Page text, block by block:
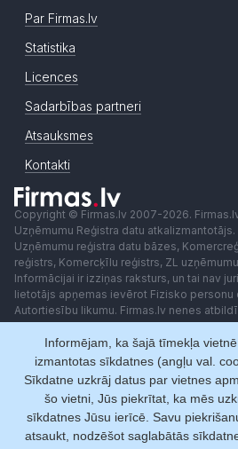
Par Firmas.lv
Statistika
Licences
Sadarbības partneri
Atsauksmes
Kontakti
Copyright © Firmas.lv 2007-2026.
Uzņēmumu Reģistra datu
Uzņēmumu reģistra datu bāzes,
reģistrs, Komercķīlu reģistrs, ZL
Informācijai ir izziņas raksturs, un tai nav
lietotājs apņemas ievērot Fizisko personu
Autortiesību likumu. Firmas.lv nenes
lēmumiem, kas balstīti uz saņemto
izmantot jebkādas automatizētas
piekļuvei sistēmai bez rakstiskas
redaktore: Ingūna Pempere.
Lietošanas noteikumi
Privātuma politika
Informējam, ka šajā tīmekļa
izmantotas sīkdatnes (angļu val.
Sīkdatne uzkrāj datus par vietnes
šo vietni, Jūs piekrītat, ka mēs
sīkdatnes Jūsu ierīcē. Savu
atsaukt, nodzēšot saglabātās